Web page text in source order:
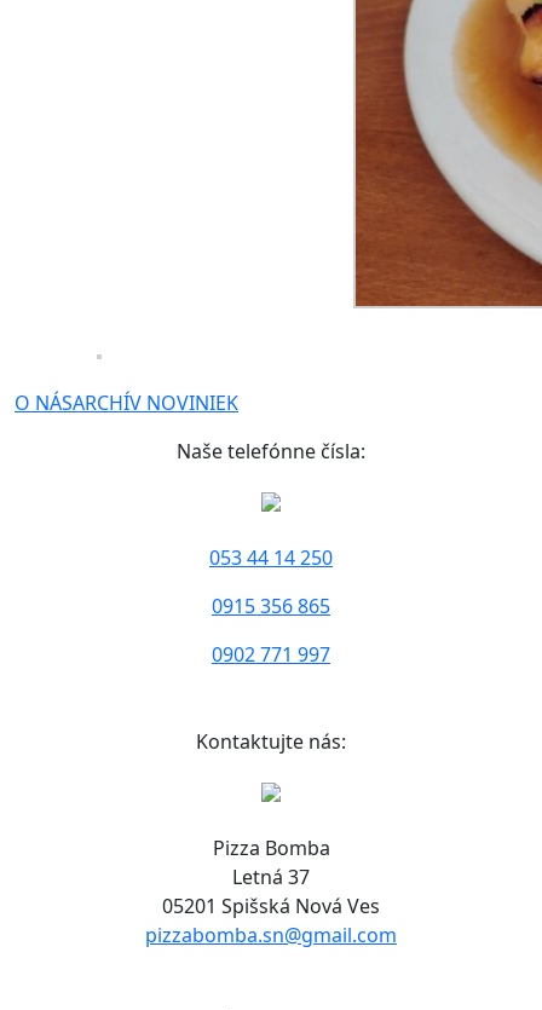
O NÁSARCHÍV NOVINIEK
Naše telefónne čísla:
053 44 14 250
0915 356 865
0902 771 997
Kontaktujte nás:
Pizza Bomba
Letná 37
05201 Spišská Nová Ves
pizzabomba.sn@gmail.com